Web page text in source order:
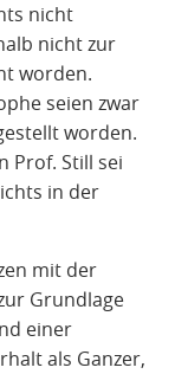
nicht
nicht zur
worden.
seien zwar
worden.
Prof. Still sei
in der
mit der
Grundlage
einer
als Ganzer,